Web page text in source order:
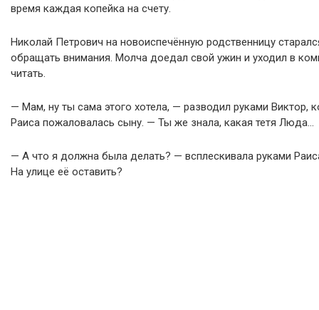
время каждая копейка на счету.
Николай Петрович на новоиспечённую родственницу
обращать внимания. Молча доедал свой ужин и уходил в
читать.
— Мам, ну ты сама этого хотела, — разводил руками Виктор,
Раиса пожаловалась сыну. — Ты же знала, какая тетя Люда…
— А что я должна была делать? — всплескивала руками
На улице её оставить?